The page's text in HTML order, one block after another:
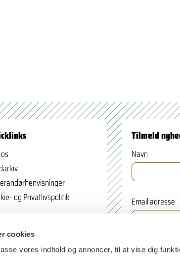
cookies
vores indhold og annoncer, til at vise dig
og Privatlivspolitik
Tilmeld
Navn
Email adresse